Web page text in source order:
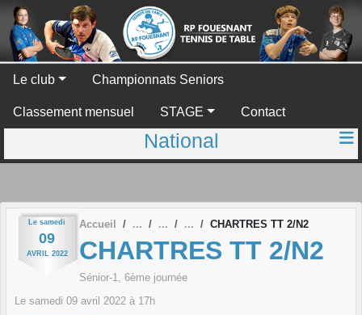
Le club Championnats Seniors
Classement mensuel STAGE Contact
National
Le samedi
09
AVRIL 2022
Accueil CHARTRES TT 2/N2
CHARTRES TT 2/N2
Sénior-1, 6ème journée
Le samedi 09 avril 2022 à 17h
Panneau de gestion des cookies